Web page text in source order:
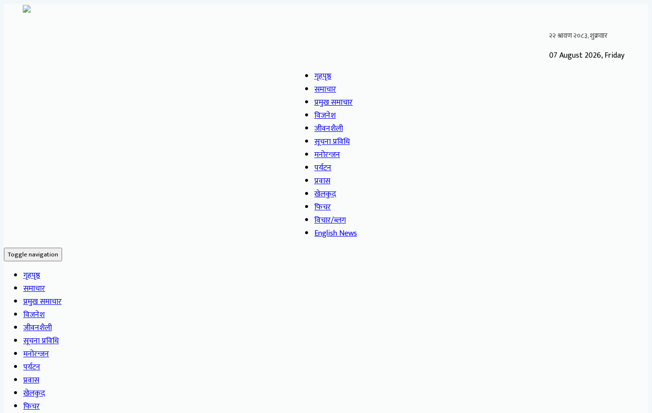
07 August 2026, Friday
गृहपृष्ठ
समाचार
प्रमुख समाचार
विजनेश
जीवनशैली
सूचना प्रविधि
मनोरन्जन
पर्यटन
प्रवास
खेलकुद
फिचर
विचार/ब्लग
English News
Toggle navigation
गृहपृष्ठ
समाचार
प्रमुख समाचार
विजनेश
जीवनशैली
सूचना प्रविधि
मनोरन्जन
पर्यटन
प्रवास
खेलकुद
फिचर